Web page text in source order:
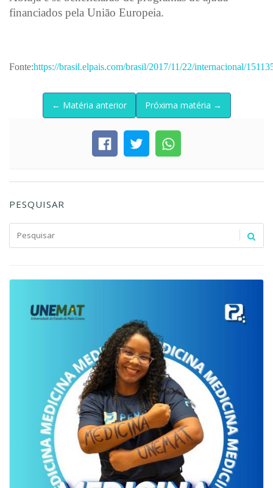
financiados pela União Europeia.
Fonte:https://brasil.elpais.com/brasil/2017/11/22/internacional/
← Matéria anterior Próxima matéria →
PESQUISAR